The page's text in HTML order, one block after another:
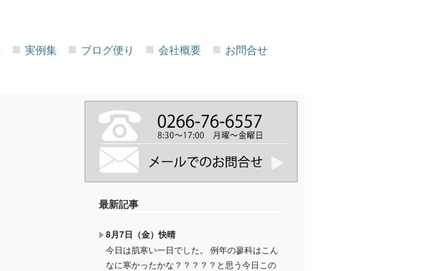
実例集 ブログ便り 会社概要 お問合せ
最新記事
8月7日（金）快晴
今日は肌寒い一日でした。 例年の蓼科はこん
なに寒かったかな？？？？？と思う今日この